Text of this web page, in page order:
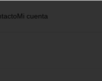
Mi cuenta